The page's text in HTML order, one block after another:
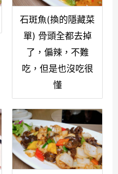
石斑魚(換的隱藏菜
單) 骨頭全都去掉
了，偏辣，不難
吃，但是也沒吃很
懂